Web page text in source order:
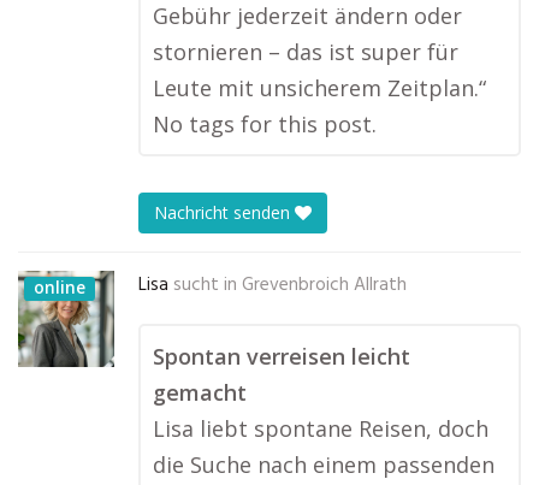
Gebühr jederzeit ändern oder
stornieren – das ist super für
Leute mit unsicherem Zeitplan.“
No tags for this post.
Nachricht senden
online Lisa sucht in Grevenbroich Allrath
Spontan verreisen leicht
gemacht
Lisa liebt spontane Reisen, doch
die Suche nach einem passenden